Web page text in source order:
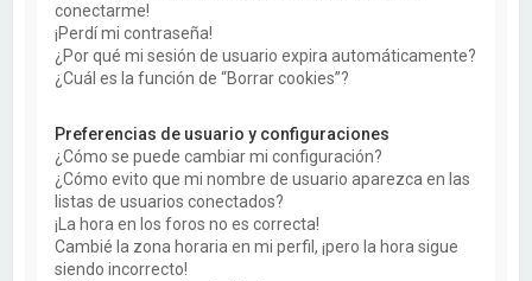
conectarme!
¡Perdí mi contraseña!
¿Por qué mi sesión de usuario expira automáticamente?
¿Cuál es la función de “Borrar cookies”?
Preferencias de usuario y configuraciones
¿Cómo se puede cambiar mi configuración?
¿Cómo evito que mi nombre de usuario aparezca en las
listas de usuarios conectados?
¡La hora en los foros no es correcta!
Cambié la zona horaria en mi perfil, ¡pero la hora sigue
siendo incorrecto!